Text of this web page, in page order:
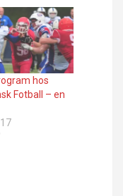
hos
Fotball – en